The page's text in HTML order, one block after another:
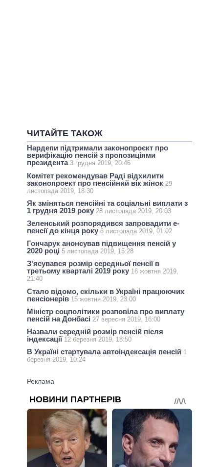
ЧИТАЙТЕ ТАКОЖ
Нардепи підтримали законопроєкт про
верифікацію пенсій з пропозиціями
президента 3 грудня 2019, 20:46
Комітет рекомендував Раді відхилити
законопроект про пенсійний вік жінок 29
листопада 2019, 18:30
Як зміняться пенсійні та соціальні виплати з
1 грудня 2019 року 28 листопада 2019, 20:03
Зеленський розпорядився запровадити е-
пенсії до кінця року 6 листопада 2019, 01:02
Гончарук анонсував підвищення пенсій у
2020 році 5 листопада 2019, 15:28
З'ясувався розмір середньої пенсії в
третьому кварталі 2019 року 16 жовтня 2019,
21:40
Стало відомо, скільки в Україні працюючих
пенсіонерів 15 жовтня 2019, 23:00
Міністр соцполітики розповіла про виплату
пенсій на Донбасі 27 вересня 2019, 16:00
Назвали середній розмір пенсій після
індексації 12 березня 2019, 18:50
В Україні стартувала автоіндексація пенсій 1
березня 2019, 10:24